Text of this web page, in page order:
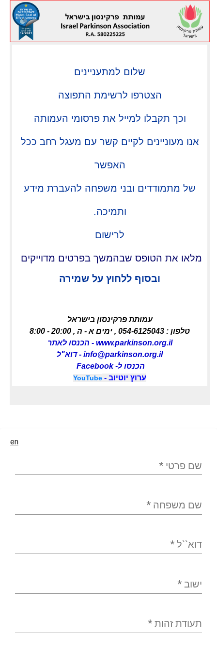
שלום למתעניינים
הצטרפו לרשימת התפוצה
וכך תקבלו למייל את פרסומי העמותה
אנו מעוניינים לקיים קשר עם מעגל רחב ככל
האפשר
של מתמודדים ובני משפחה להעברת מידע
ותמיכה.
לרישום
מלאו את הטופס שבהמשך בפרטים מדוייקים
ובסוף ללחוץ על שמירה
עמותת פרקינסון בישראל
טלפון : 054-6125043 , ימים א - ה , 20:00 - 8:00
www.parkinson.org.il - הכנסו לאתר
info@parkinson.org.il - דוא"ל
הכנסו ל-Facebook
ערוץ יוטיוב - YouTube
en
שם פרטי *
שם משפחה *
דוא``ל *
ישוב *
תעודת זהות *